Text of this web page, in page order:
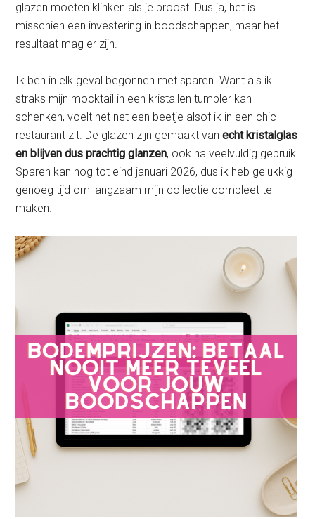
glazen moeten klinken als je proost. Dus ja, het is
misschien een investering in boodschappen, maar het
resultaat mag er zijn.
Ik ben in elk geval begonnen met sparen. Want als ik
straks mijn mocktail in een kristallen tumbler kan
schenken, voelt het net een beetje alsof ik in een chic
restaurant zit. De glazen zijn gemaakt vanecht kristalglas
en blijven dus prachtig glanzen, ook na veelvuldig gebruik.
Sparen kan nog tot eind januari 2026, dus ik heb gelukkig
genoeg tijd om langzaam mijn collectie compleet te
maken.